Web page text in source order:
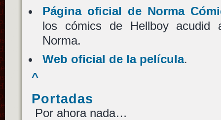
Página oficial de Norma
los cómics de Hellboy
Norma.
Web oficial de la película.
^
Portadas
Por ahora nada…